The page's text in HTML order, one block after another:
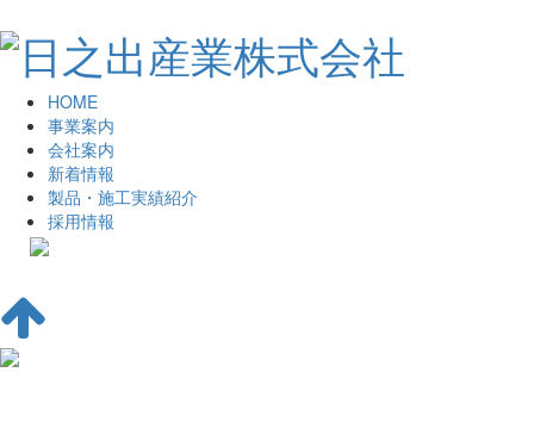
HOME
事業案内
会社案内
新着情報
製品・施工実績紹介
採用情報